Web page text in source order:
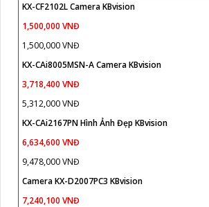
KX-CF2102L Camera KBvision
1,500,000 VNĐ
1,500,000 VNĐ
KX-CAi8005MSN-A Camera KBvision
3,718,400 VNĐ
5,312,000 VNĐ
KX-CAi2167PN Hình Ảnh Đẹp KBvision
6,634,600 VNĐ
9,478,000 VNĐ
Camera KX-D2007PC3 KBvision
7,240,100 VNĐ